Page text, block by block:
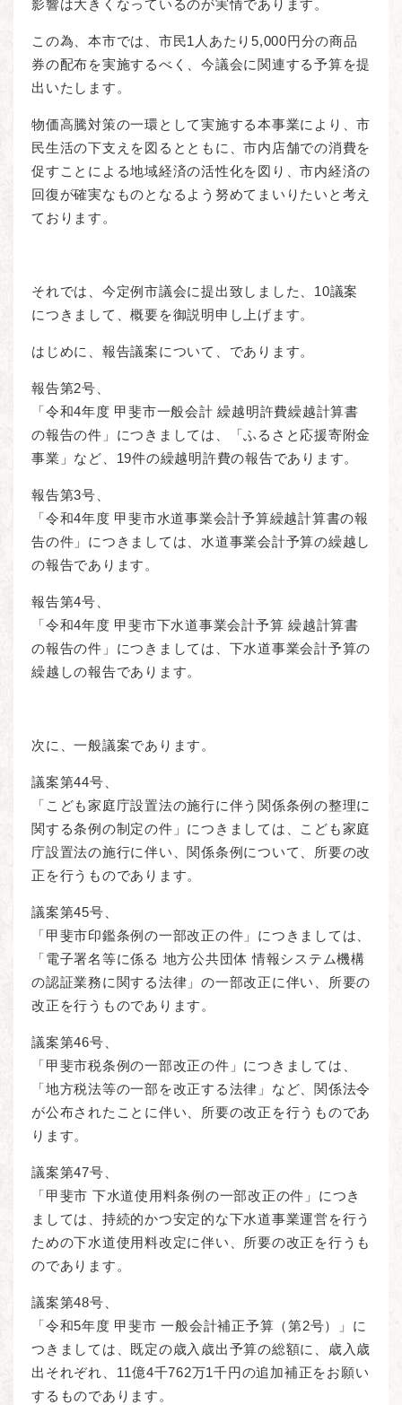
影響は大きくなっているのが実情であります。
この為、本市では、市民1人あたり5,000円分の商品
券の配布を実施するべく、今議会に関連する予算を提
出いたします。
物価高騰対策の一環として実施する本事業により、市
民生活の下支えを図るとともに、市内店舗での消費を
促すことによる地域経済の活性化を図り、市内経済の
回復が確実なものとなるよう努めてまいりたいと考え
ております。
それでは、今定例市議会に提出致しました、10議案
につきまして、概要を御説明申し上げます。
はじめに、報告議案について、であります。
報告第2号、
「令和4年度 甲斐市一般会計 繰越明許費繰越計算書
の報告の件」につきましては、「ふるさと応援寄附金
事業」など、19件の繰越明許費の報告であります。
報告第3号、
「令和4年度 甲斐市水道事業会計予算繰越計算書の報
告の件」につきましては、水道事業会計予算の繰越し
の報告であります。
報告第4号、
「令和4年度 甲斐市下水道事業会計予算 繰越計算書
の報告の件」につきましては、下水道事業会計予算の
繰越しの報告であります。
次に、一般議案であります。
議案第44号、
「こども家庭庁設置法の施行に伴う関係条例の整理に
関する条例の制定の件」につきましては、こども家庭
庁設置法の施行に伴い、関係条例について、所要の改
正を行うものであります。
議案第45号、
「甲斐市印鑑条例の一部改正の件」につきましては、
「電子署名等に係る 地方公共団体 情報システム機構
の認証業務に関する法律」の一部改正に伴い、所要の
改正を行うものであります。
議案第46号、
「甲斐市税条例の一部改正の件」につきましては、
「地方税法等の一部を改正する法律」など、関係法令
が公布されたことに伴い、所要の改正を行うものであ
ります。
議案第47号、
「甲斐市 下水道使用料条例の一部改正の件」につき
ましては、持続的かつ安定的な下水道事業運営を行う
ための下水道使用料改定に伴い、所要の改正を行うも
のであります。
議案第48号、
「令和5年度 甲斐市 一般会計補正予算（第2号）」に
つきましては、既定の歳入歳出予算の総額に、歳入歳
出それぞれ、11億4千762万1千円の追加補正をお願い
するものであります。